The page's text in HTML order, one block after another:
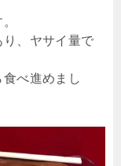
り、ヤサイ量で
べ進めまし